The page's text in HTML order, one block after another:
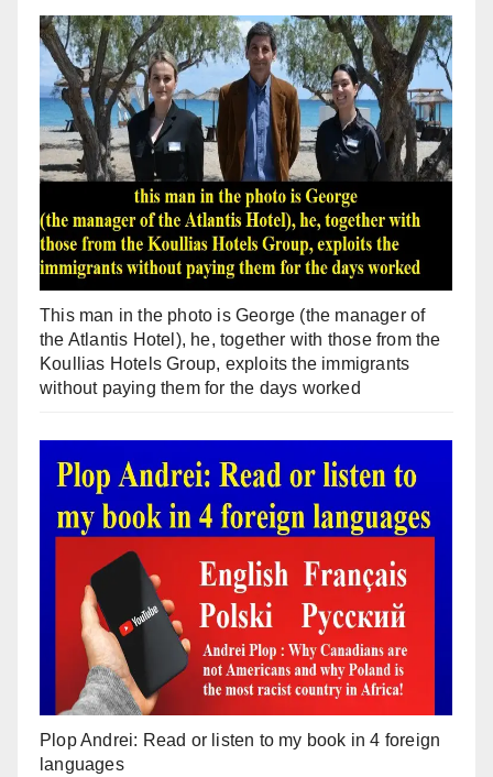
This man in the photo is George (the manager of
the Atlantis Hotel), he, together with those from the
Koullias Hotels Group, exploits the immigrants
without paying them for the days worked
Plop Andrei: Read or listen to my book in 4 foreign
languages